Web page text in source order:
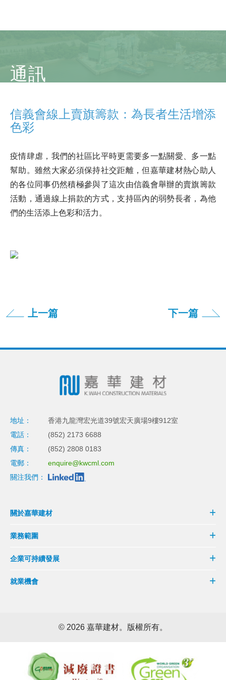
通訊
信義會線上賣旗籌款：為長者生活增添
色彩
疫情肆虐，我們的社區比平時更需要多一點關愛、多一點
幫助。雖然大家必須保持社交距離，但嘉華建材熱心助人
的各位同事仍然積極參與了這次由信義會舉辦的賣旗籌款
活動，通過線上捐款的方式，支持區內的弱勢長者，為他
們的生活添上色彩和活力。
上一篇 下一篇
地址：
香港九龍灣宏光道39號宏天廣場9樓912室
電話：
(852) 2173 6688
傳真：
(852) 2808 0183
電郵：
enquire@kwcml.com
關注我們：
關於嘉華建材
業務範圍
企業可持續發展
就業機會
© 2026 嘉華建材。版權所有。